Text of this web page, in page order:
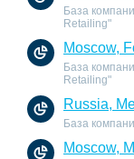
База
Retailing"
Moscow,
База
Retailing"
Russia,
База
Moscow,